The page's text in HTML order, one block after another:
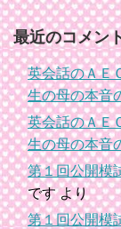
最近のコメン
英会話のＡＥ
生の母の本音
英会話のＡＥ
生の母の本音
第１回公開模
ですより
第１回公開模